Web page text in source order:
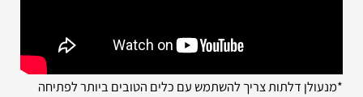
*מנעולן דלתות צריך להשתמש עם כלים הטובים ביותר לפתיחה